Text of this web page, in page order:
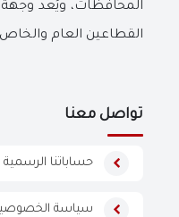
المحافظات، ويُعد
القطاعين العام
تواصل معنا
حساباتنا الرسمية
سياسة